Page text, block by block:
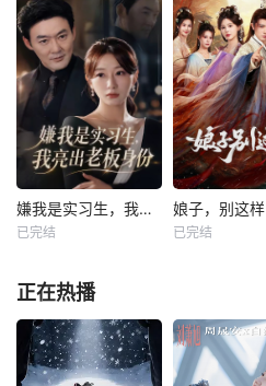
嫌我是实习生，我亮出老板身份
已完结
娘子，别这样
已完结
正在热播